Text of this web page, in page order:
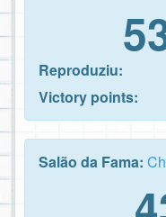
Reproduziu:
Victory points:
Salão da Fama: